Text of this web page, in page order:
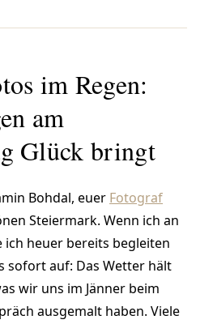
im Regen:
am
Glück bringt
Bohdal, euer Fotograf
Steiermark. Wenn ich an
ich heuer bereits begleiten
sofort auf: Das Wetter hält
wir uns im Jänner beim
ausgemalt haben. Viele